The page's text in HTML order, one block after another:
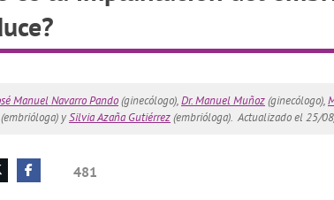
Manuel Navarro Pando(ginecólogo),Dr. Manuel Muñoz(ginecólogo),
(embrióloga) ySilvia Azaña Gutiérrez(embrióloga). Actualizado el 25/
481